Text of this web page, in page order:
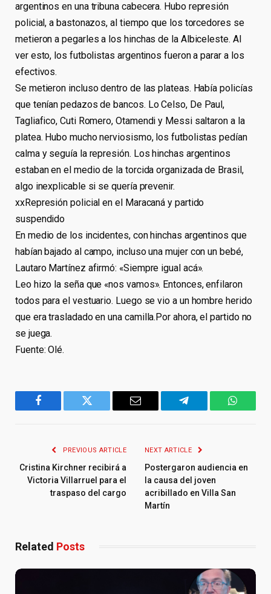
argentinos en una tribuna cabecera. Hubo represión
policial, a bastonazos, al tiempo que los torcedores se
metieron a pegarles a los hinchas de la Albiceleste. Al
ver esto, los futbolistas argentinos fueron a parar a los
efectivos.
Se metieron incluso dentro de las plateas. Había policías
que tenían pedazos de bancos. Lo Celso, De Paul,
Tagliafico, Cuti Romero, Otamendi y Messi saltaron a la
platea. Hubo mucho nerviosismo, los futbolistas pedían
calma y seguía la represión. Los hinchas argentinos
estaban en el medio de la torcida organizada de Brasil,
algo inexplicable si se quería prevenir.
xxRepresión policial en el Maracaná y partido
suspendido
En medio de los incidentes, con hinchas argentinos que
habían bajado al campo, incluso una mujer con un bebé,
Lautaro Martínez afirmó: «Siempre igual acá».
Leo hizo la seña que «nos vamos». Entonces, enfilaron
todos para el vestuario. Luego se vio a un hombre herido
que era trasladado en una camilla.Por ahora, el partido no
se juega.
Fuente: Olé.
Facebook Twitter Email Telegram
PREVIOUS ARTICLE
Cristina Kirchner recibirá a
Victoria Villarruel para el
traspaso del cargo
NEXT ARTICLE
Postergaron audiencia en
la causa del joven
acribillado en Villa San
Martín
Related Posts